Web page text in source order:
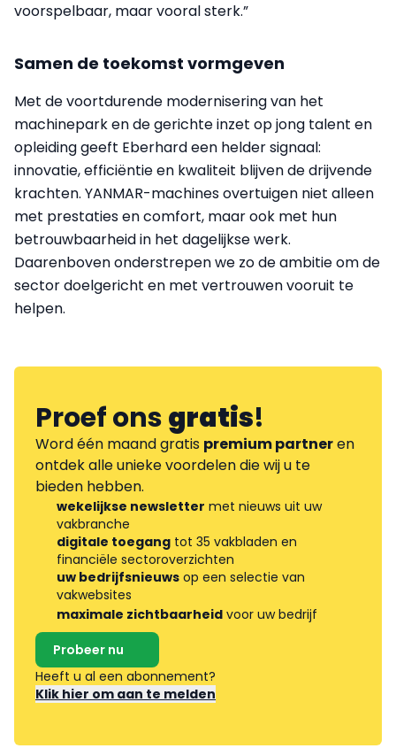
voorspelbaar, maar vooral sterk.”
Samen de toekomst vormgeven
Met de voortdurende modernisering van het
machinepark en de gerichte inzet op jong talent en
opleiding geeft Eberhard een helder signaal:
innovatie, efficiëntie en kwaliteit blijven de drijvende
krachten. YANMAR-machines overtuigen niet alleen
met prestaties en comfort, maar ook met hun
betrouwbaarheid in het dagelijkse werk.
Daarenboven onderstrepen we zo de ambitie om de
sector doelgericht en met vertrouwen vooruit te
helpen.
Proef onsgratis!
Word één maand gratis premium partneren
ontdek alle unieke voordelen die wij u te
bieden hebben.
wekelijkse newsletter met nieuws uit uw
vakbranche
digitale toegang tot 35 vakbladen en
financiële sectoroverzichten
uw bedrijfsnieuws op een selectie van
vakwebsites
maximale zichtbaarheid voor uw bedrijf
Probeer nu
Heeft u al een abonnement?
Klik hier om aan te melden